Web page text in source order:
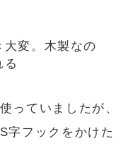
変。木製なの
る
っていましたが、
字フックをかけた